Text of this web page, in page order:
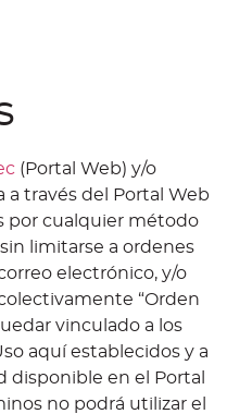
(Portal Web) y/o
a través del Portal Web
por cualquier método
limitarse a ordenes
electrónico, y/o
“Orden
vinculado a los
aquí establecidos y a
disponible en el Portal
no podrá utilizar el